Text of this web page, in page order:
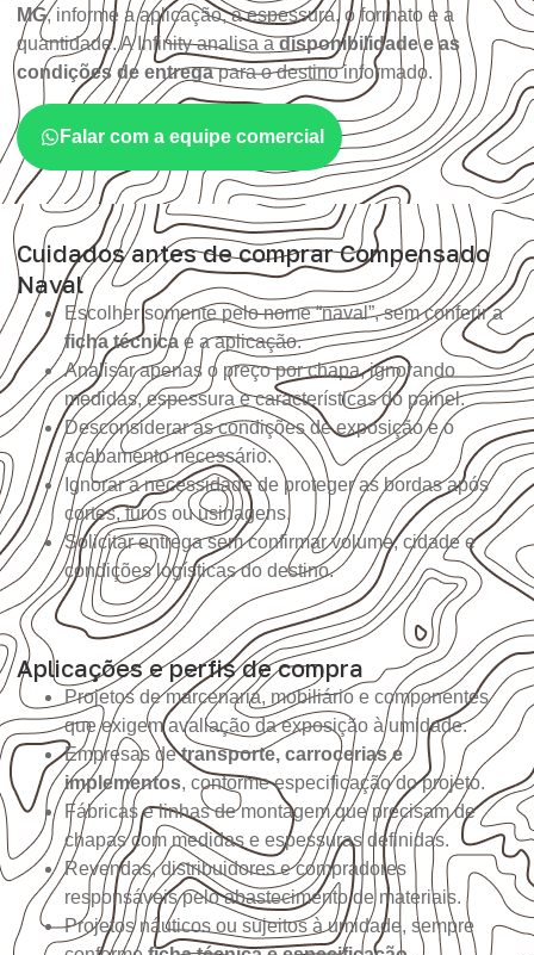
MG, informe a aplicação, a espessura, o formato e a
quantidade. A Infinity analisa adisponibilidade e as
condições de entregapara o destino informado.
Falar com a equipe comercial
Cuidados antes de comprar Compensado
Naval
Escolher somente pelo nome “naval”, sem conferir a
ficha técnica e a aplicação.
Analisar apenas o preço por chapa, ignorando
medidas, espessura e características do painel.
Desconsiderar as condições de exposição e o
acabamento necessário.
Ignorar a necessidade de proteger as bordas após
cortes, furos ou usinagens.
Solicitar entrega sem confirmar volume, cidade e
condições logísticas do destino.
Aplicações e perfis de compra
Projetos de marcenaria, mobiliário e componentes
que exigem avaliação da exposição à umidade.
Empresas detransporte, carrocerias e
implementos, conforme especificação do projeto.
Fábricas e linhas de montagem que precisam de
chapas com medidas e espessuras definidas.
Revendas, distribuidores e compradores
responsáveis pelo abastecimento de materiais.
Projetos náuticos ou sujeitos à umidade, sempre